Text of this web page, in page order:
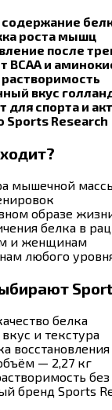
роста мышц
после
BCAA и
вкус
для спорта и
Sports Research
мышечной
образе
белка в
и женщинам
любого
белка
и текстура
— 2,27 кг
бренд Sports